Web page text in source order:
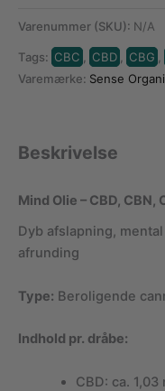
Varenummer (SKU): N/A
Tags: CBC CBD CBG
Varemærke: Sense
Beskrivelse
Mind Olie – CBD, CBN,
Dyb afslapning,
afrunding
Type: Beroligende
Indhold pr. dråbe:
CBD: ca.